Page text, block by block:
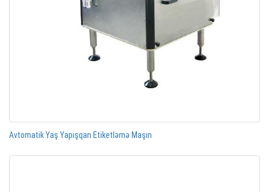
Avtomatik Yaş Yapışqan Etiketləmə Maşın